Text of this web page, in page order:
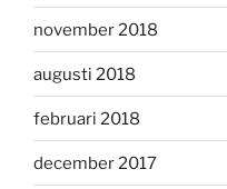
november 2018
augusti 2018
februari 2018
december 2017